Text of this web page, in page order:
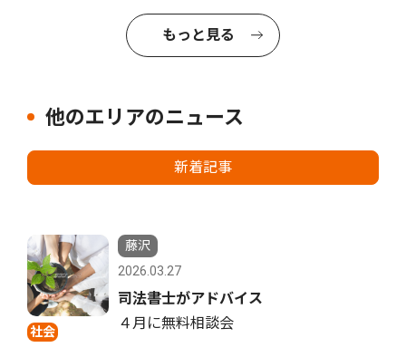
もっと見る
他のエリアのニュース
新着記事
社会
藤沢
2026.03.27
司法書士がアドバイス
４月に無料相談会